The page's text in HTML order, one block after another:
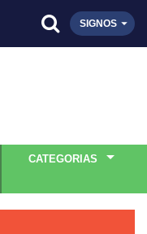
SIGNOS
CATEGORIAS